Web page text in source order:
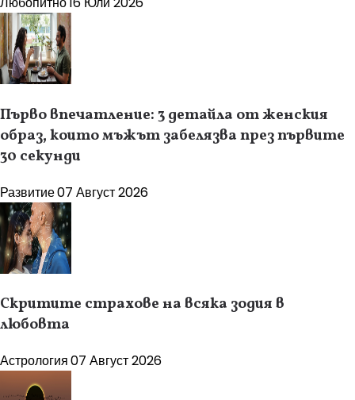
Първо впечатление: 3 детайла от женския
образ, които мъжът забелязва през първите
30 секунди
Развитие07 Август 2026
Скритите страхове на всяка зодия в
любовта
Астрология07 Август 2026